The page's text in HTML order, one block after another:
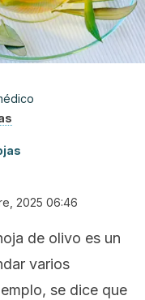
2025 06:46
de olivo es un
varios
se dice que